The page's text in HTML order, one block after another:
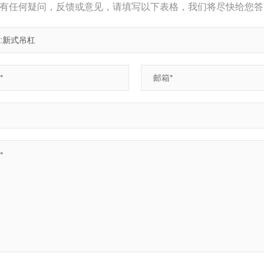
任何疑问，反馈或意见，请填写以下表格，我们将尽快给您